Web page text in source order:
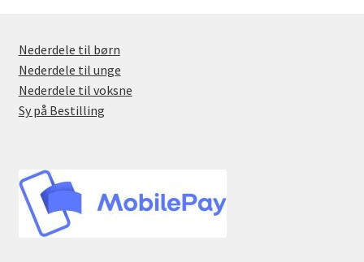
Nederdele til børn
Nederdele til unge
Nederdele til voksne
Sy på Bestilling